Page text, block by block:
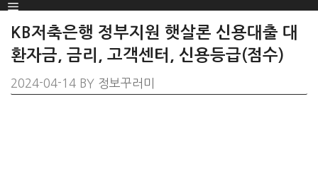
SKIP
TO
CONTENT
Menu
KB저축은행 정부지원 햇살론 신용대출 대
환자금, 금리, 고객센터, 신용등급(점수)
2024-04-14 BY 정보꾸러미